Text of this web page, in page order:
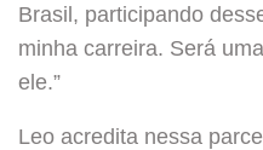
Brasil, participando
minha carreira. Será
ele.”
Leo acredita nessa